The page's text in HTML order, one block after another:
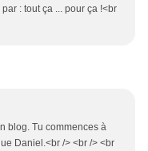
: tout ça ... pour ça !<br
blog. Tu commences à
Daniel.<br /> <br /> <br